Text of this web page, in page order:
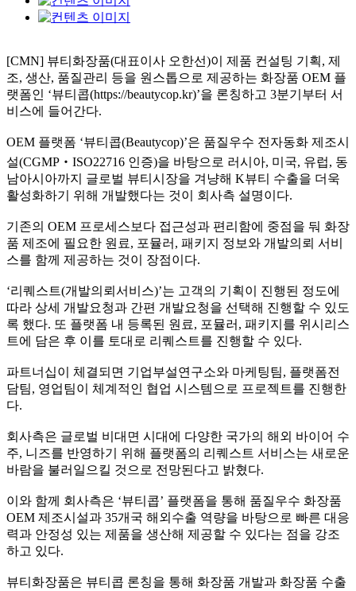
[CMN] 뷰티화장품(대표이사 오한선)이 제품 컨설팅 기획, 제
조, 생산, 품질관리 등을 원스톱으로 제공하는 화장품 OEM 플
랫폼인 ‘뷰티콥(https://beautycop.kr)’을 론칭하고 3분기부터 서
비스에 들어간다.
OEM 플랫폼 ‘뷰티콥(Beautycop)’은 품질우수 전자동화 제조시
설(CGMP ‧ ISO22716 인증)을 바탕으로 러시아, 미국, 유럽, 동
남아시아까지 글로벌 뷰티시장을 겨냥해 K뷰티 수출을 더욱
활성화하기 위해 개발했다는 것이 회사측 설명이다.
기존의 OEM 프로세스보다 접근성과 편리함에 중점을 둬 화장
품 제조에 필요한 원료, 포뮬러 , 패키지 정보와 개발의뢰 서비
스를 함께 제공하는 것이 장점이다.
‘리퀘스트(개발의뢰서비스)’는 고객의 기획이 진행된 정도에
따라 상세 개발요청과 간편 개발요청을 선택해 진행할 수 있도
록 했다. 또 플랫폼 내 등록된 원료, 포뮬러 , 패키지를 위시리스
트에 담은 후 이를 토대로 리퀘스트를 진행할 수 있다.
파트너십이 체결되면 기업부설연구소와 마케팅팀, 플랫폼전
담팀, 영업팀이 체계적인 협업 시스템으로 프로젝트를 진행한
다.
회사측은 글로벌 비대면 시대에 다양한 국가의 해외 바이어 수
주, 니즈를 반영하기 위해 플랫폼의 리퀘스트 서비스는 새로운
바람을 불러일으킬 것으로 전망된다고 밝혔다.
이와 함께 회사측은 ‘뷰티콥’ 플랫폼을 통해 품질우수 화장품
OEM 제조시설과 35개국 해외수출 역량을 바탕으로 빠른 대응
력과 안정성 있는 제품을 생산해 제공할 수 있다는 점을 강조
하고 있다.
뷰티화장품은 뷰티콥 론칭을 통해 화장품 개발과 화장품 수출